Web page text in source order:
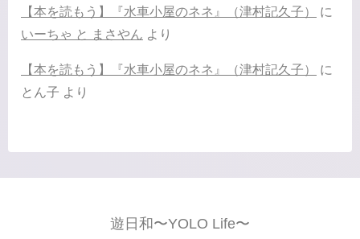
【本を読もう】『水車小屋のネネ』（津村記久子）
に
いーちゃ と まさやん より
【本を読もう】『水車小屋のネネ』（津村記久子）
に
とん子 より
遊日和〜YOLO Life〜